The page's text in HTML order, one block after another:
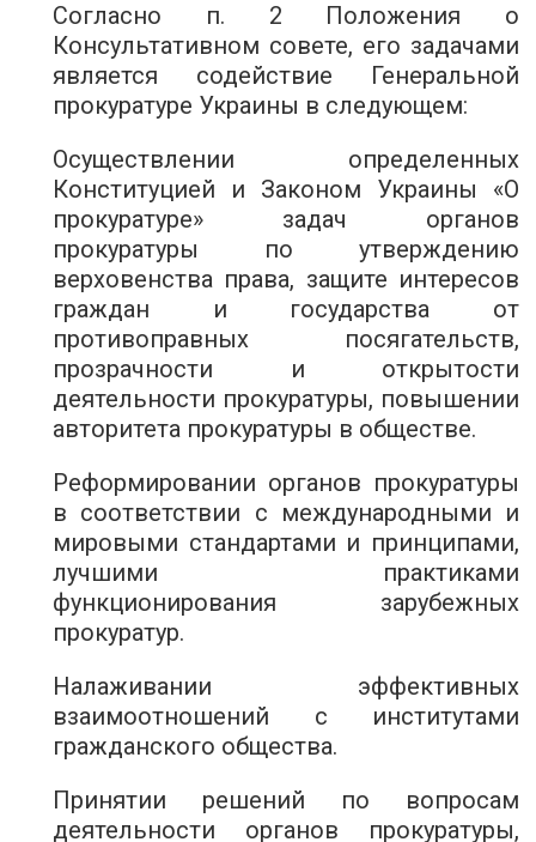
Согласно п. 2 Положения о
Консультативном совете, его задачами
является содействие Генеральной
прокуратуре Украины в следующем:
Осуществлении определенных
Конституцией и Законом Украины «О
прокуратуре» задач органов
прокуратуры по утверждению
верховенства права, защите интересов
граждан и государства от
противоправных посягательств,
прозрачности и открытости
деятельности прокуратуры, повышении
авторитета прокуратуры в обществе.
Реформировании органов прокуратуры
в соответствии с международными и
мировыми стандартами и принципами,
лучшими практиками
функционирования зарубежных
прокуратур.
Налаживании эффективных
взаимоотношений с институтами
гражданского общества.
Принятии решений по вопросам
деятельности органов прокуратуры,